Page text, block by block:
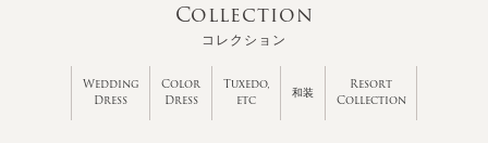
Collection
コレクション
Wedding
Dress
Color
Dress
Tuxedo,
etc
和装
Resort
Collection